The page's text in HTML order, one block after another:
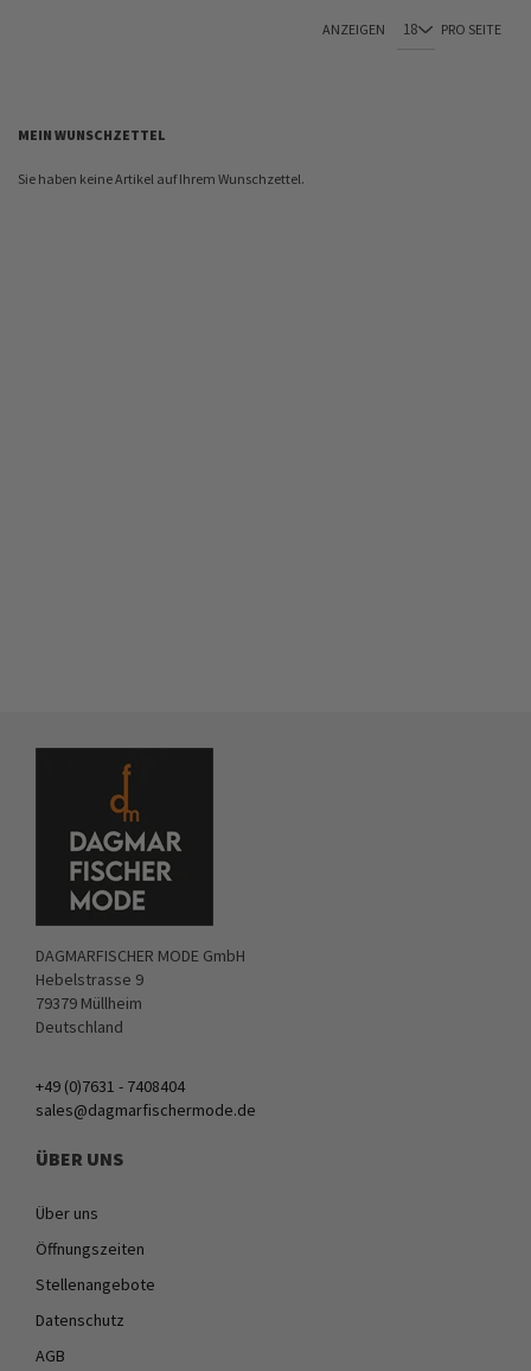
ANZEIGEN PRO SEITE
MEIN WUNSCHZETTEL
Sie haben keine Artikel auf Ihrem Wunschzettel.
DAGMARFISCHER MODE GmbH
Hebelstrasse 9
79379 Müllheim
Deutschland
+49 (0)7631 - 7408404
sales@dagmarfischermode.de
ÜBER UNS
Über uns
Öffnungszeiten
Stellenangebote
Datenschutz
AGB